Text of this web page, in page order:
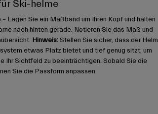
Ski-helme
– Legen Sie ein Maßband um Ihren Kopf und halten
nach hinten gerade. Notieren Sie das Maß und
Hinweis: Stellen Sie sicher, dass der Helm
etwas Platz bietet und tief genug sitzt, um
Ihr Sichtfeld zu beeinträchtigen. Sobald Sie die
Sie die Passform anpassen.